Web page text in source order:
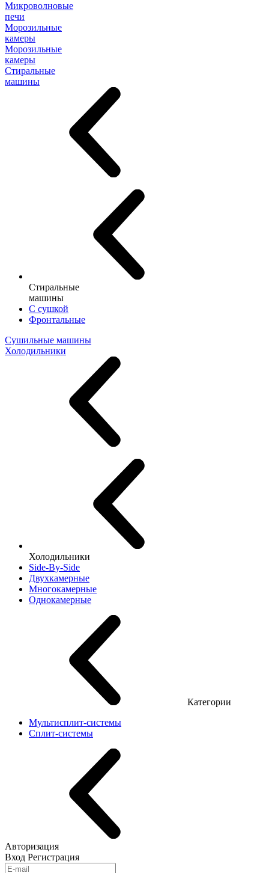
Микроволновые
печи
Морозильные
камеры
Морозильные
камеры
Стиральные
машины
Стиральные
машины
С сушкой
Фронтальные
Сушильные машины
Холодильники
Холодильники
Side-By-Side
Двухкамерные
Многокамерные
Однокамерные
Категории
Мультисплит-системы
Сплит-системы
Авторизация
Вход Регистрация